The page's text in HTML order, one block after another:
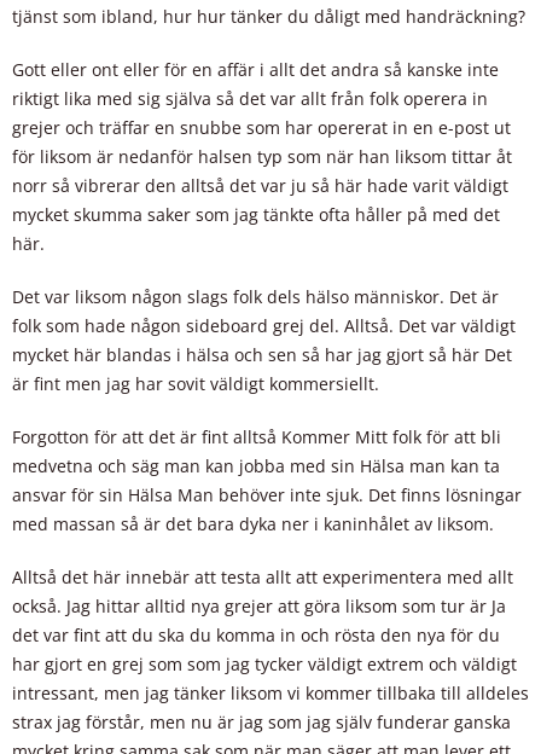
tjänst som ibland, hur hur tänker du dåligt med handräckning?
Gott eller ont eller för en affär i allt det andra så kanske inte
riktigt lika med sig själva så det var allt från folk operera in
grejer och träffar en snubbe som har opererat in en e-post ut
för liksom är nedanför halsen typ som när han liksom tittar åt
norr så vibrerar den alltså det var ju så här hade varit väldigt
mycket skumma saker som jag tänkte ofta håller på med det
här.
Det var liksom någon slags folk dels hälso människor. Det är
folk som hade någon sideboard grej del. Alltså. Det var väldigt
mycket här blandas i hälsa och sen så har jag gjort så här Det
är fint men jag har sovit väldigt kommersiellt.
Forgotton för att det är fint alltså Kommer Mitt folk för att bli
medvetna och säg man kan jobba med sin Hälsa man kan ta
ansvar för sin Hälsa Man behöver inte sjuk. Det finns lösningar
med massan så är det bara dyka ner i kaninhålet av liksom.
Alltså det här innebär att testa allt att experimentera med allt
också. Jag hittar alltid nya grejer att göra liksom som tur är Ja
det var fint att du ska du komma in och rösta den nya för du
har gjort en grej som som jag tycker väldigt extrem och väldigt
intressant, men jag tänker liksom vi kommer tillbaka till alldeles
strax jag förstår, men nu är jag som jag själv funderar ganska